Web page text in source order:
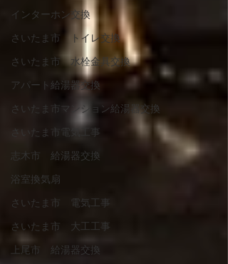
インターホン交換
さいたま市 トイレ交換
さいたま市 水栓金具交換
アパート給湯器交換
さいたま市マンション給湯器交換
さいたま市電気工事
志木市 給湯器交換
浴室換気扇
さいたま市 電気工事
さいたま市 大工工事
上尾市 給湯器交換